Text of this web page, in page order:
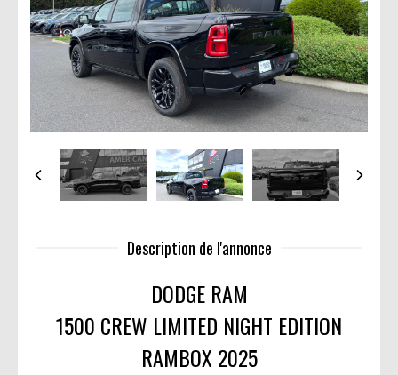
Description de l'annonce
DODGE RAM
1500 CREW LIMITED NIGHT EDITION
RAMBOX 2025